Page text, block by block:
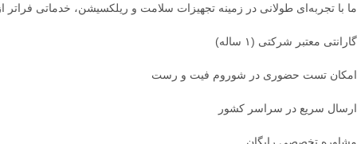
ما با تجربه‌ای طولانی در زمینه تجهیزات سلامت و ریلکسیشن، خدماتی فراتر
گارانتی معتبر شرکتی (۱ ساله)
امکان تست حضوری در شوروم فیت و رست
ارسال سریع در سراسر کشور
مشاوره تخصصی رایگان